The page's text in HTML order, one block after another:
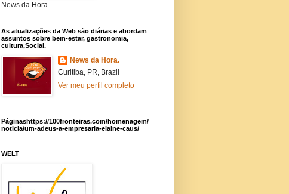
News da Hora
As atualizações da Web são diárias e abordam
assuntos sobre bem-estar, gastronomia,
cultura,Social.
News da Hora.
Curitiba, PR, Brazil
Ver meu perfil completo
Páginashttps://100fronteiras.com/homenagem/
noticia/um-adeus-a-empresaria-elaine-caus/
WELT